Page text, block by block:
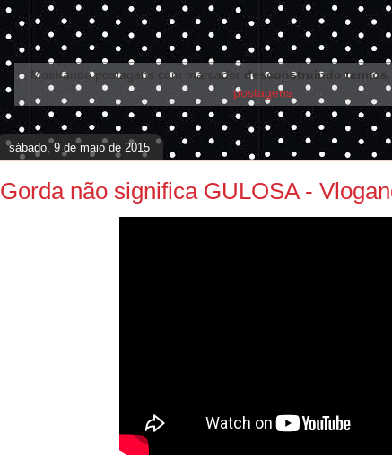
Mostrando postagens com marcador desconstruindo termos
postagens
sábado, 9 de maio de 2015
Gorda não significa GULOSA -